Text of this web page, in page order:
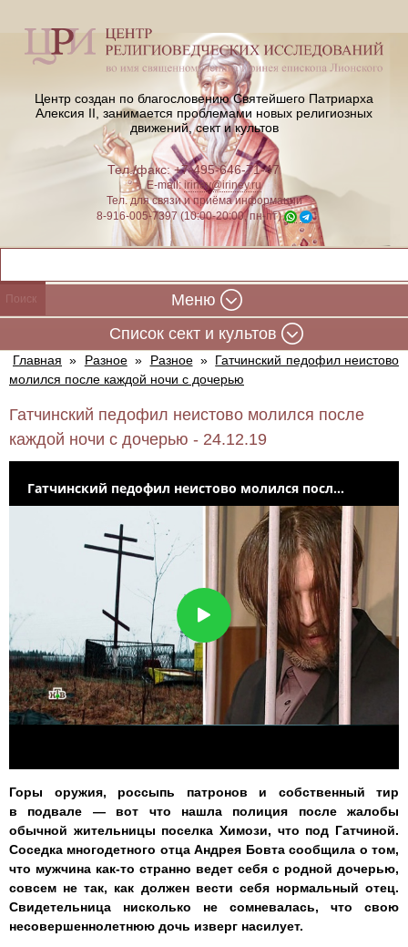
Центр создан по благословению Святейшего Патриарха
Алексия II, занимается проблемами новых религиозных
движений, сект и культов
Тел./факс: +7-495-646-71-47
E-mail:iriney@iriney.ru
Тел. для связи и приёма информации
8-916-005-7397 (10:00-20:00, пн-пт)
Меню
Cписок сект и культов
Главная » Разное » Разное » Гатчинский педофил неистово
молился после каждой ночи с дочерью
Гатчинский педофил неистово молился после
каждой ночи с дочерью - 24.12.19
Горы оружия, россыпь патронов и собственный тир
в подвале — вот что нашла полиция после жалобы
обычной жительницы поселка Химози, что под Гатчиной.
Соседка многодетного отца Андрея Бовта сообщила о том,
что мужчина как-то странно ведет себя с родной дочерью,
совсем не так, как должен вести себя нормальный отец.
Свидетельница нисколько не сомневалась, что свою
несовершеннолетнюю дочь изверг насилует.